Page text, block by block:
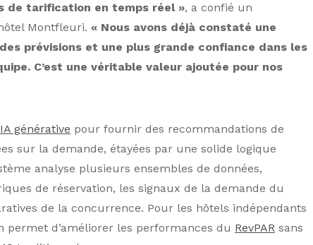
de tarification en temps réel », a confié un
Montfleuri. « Nous avons déjà constaté une
prévisions et une plus grande confiance dans les
C’est une véritable valeur ajoutée pour nos
générative pour fournir des recommandations de
sur la demande, étayées par une solide logique
analyse plusieurs ensembles de données,
de réservation, les signaux de la demande du
de la concurrence. Pour les hôtels indépendants
d’améliorer les performances du RevPAR sans